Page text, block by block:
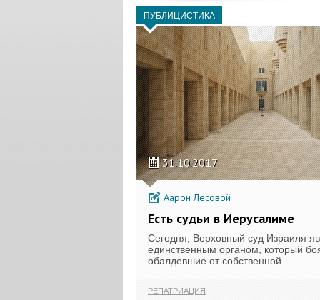
ПУБЛИЦИСТИКА
31.10.2017
Аарон Лесовой
Есть судьи в Иерусалиме
Сегодня, Верховный суд Израиля
единственным органом, который
обалдевшие от собственной...
РЕПАТРИАЦИЯ